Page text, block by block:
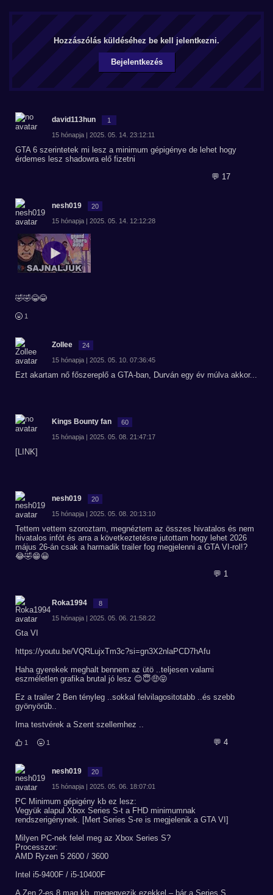
Hozzászólás küldéséhez be kell jelentkezni.
Bejelentkezés
david113hun 1
15 hónapja | 2025. 05. 14. 23:12:11
GTA 6 szerintetek mi lesz a minimum gépigénye de lehet hogy
érdemes lesz shadowra elő fizetni
💬 17
nesh019 20
15 hónapja | 2025. 05. 14. 12:12:28
🤣🤣😂😂
1
Zollee 24
15 hónapja | 2025. 05. 10. 07:36:45
Ezt akartam nő főszereplő a GTA-ban, Durván egy év múlva akkor...
Kings Bounty fan 60
15 hónapja | 2025. 05. 08. 21:47:17
[LINK]
nesh019 20
15 hónapja | 2025. 05. 08. 20:13:10
Tettem vettem szoroztam, megnéztem az összes hivatalos és nem
hivatalos infót és arra a következtetésre jutottam hogy lehet 2026
május 26-án csak a harmadik trailer fog megjelenni a GTA VI-rol!?
😂🤣😁😀
💬 1
Roka1994 8
15 hónapja | 2025. 05. 06. 21:58:22
Gta VI
https://youtu.be/VQRLujxTm3c?si=gn3X2nlaPCD7hAfu
Haha gyerekek meghalt bennem az ütö ..teljesen valami
eszméletlen grafika brutal jó lesz 😊😇🤑😝
Ez a trailer 2 Ben tényleg ..sokkal felvilagositotabb ..és szebb
gyönyörűb..
Ima testvérek a Szent szellemhez ..
1 1 💬 4
nesh019 20
15 hónapja | 2025. 05. 06. 18:07:01
PC Minimum gépigény kb ez lesz:
Vegyük alapul Xbox Series S-t a FHD minimumnak
rendszerigénynek. [Mert Series S-re is megjelenik a GTA VI]
Milyen PC-nek felel meg az Xbox Series S?
Processzor:
AMD Ryzen 5 2600 / 3600
Intel i5-9400F / i5-10400F
A Zen 2-es 8 mag kb. megegyezik ezekkel – bár a Series S